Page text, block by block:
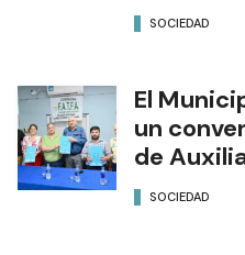
SOCIEDAD
El
un
de
SOCIEDAD